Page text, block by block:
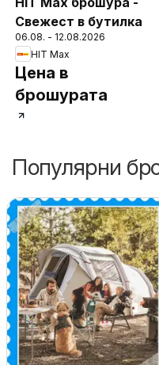
Свежест в бутилка
06.08. - 12.08.2026
HIT Max
Цена в
брошурата
Популярни